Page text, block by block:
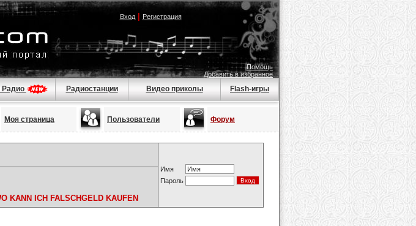
Вход| Регистрация
Помощь
Добавить в избранное
Радио Радиостанции Видео приколы Flash-игры
Моя страница Пользователи Форум
Имя
Пароль
KANN ICH FALSCHGELD KAUFEN